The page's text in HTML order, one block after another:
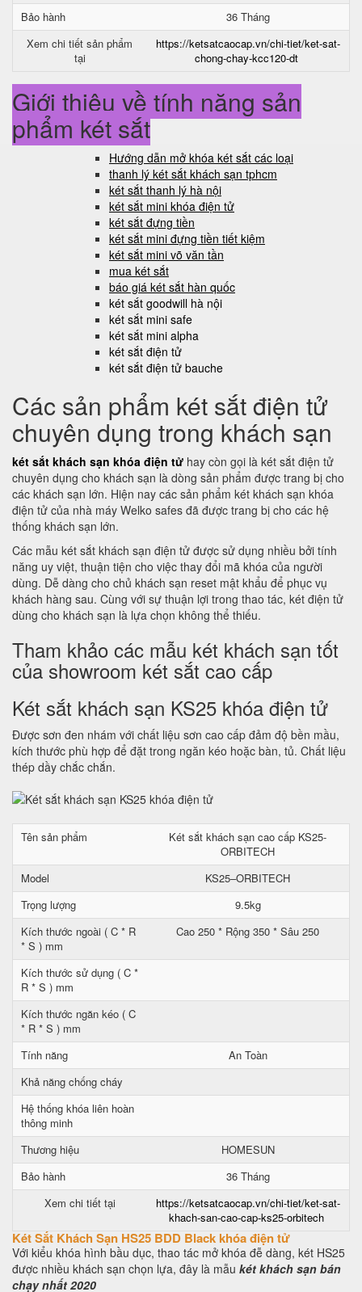
Bảo hành
36 Tháng
Xem chi tiết sản phẩm
tại
https://ketsatcaocap.vn/chi-tiet/ket-sat-
chong-chay-kcc120-dt
Giới thiệu về tính năng sản
phẩm két sắt
Hướng dẫn mở khóa két sắt các loại
thanh lý két sắt khách sạn tphcm
két sắt thanh lý hà nội
két sắt mini khóa điện tử
két sắt đựng tiền
két sắt mini đựng tiền tiết kiệm
két sắt mini võ văn tần
mua két sắt
báo giá két sắt hàn quốc
két sắt goodwill hà nội
két sắt mini safe
két sắt mini alpha
két sắt điện tử
két sắt điện tử bauche
Các sản phẩm két sắt điện tử
chuyên dụng trong khách sạn
két sắt khách sạn khóa điện tử hay còn gọi là két sắt điện tử
chuyên dụng cho khách sạn là dòng sản phẩm được trang bị cho
các khách sạn lớn. Hiện nay các sản phẩm két khách sạn khóa
điện tử của nhà máy Welko safes đã được trang bị cho các hệ
thống khách sạn lớn.
Các mẫu két sắt khách sạn điện tử được sử dụng nhiều bởi tính
năng uy việt, thuận tiện cho việc thay đổi mã khóa của người
dùng. Dễ dàng cho chủ khách sạn reset mật khẩu để phục vụ
khách hàng sau. Cùng với sự thuận lợi trong thao tác, két điện tử
dùng cho khách sạn là lựa chọn không thể thiếu.
Tham khảo các mẫu két khách sạn tốt
của showroom két sắt cao cấp
Két sắt khách sạn KS25 khóa điện tử
Được sơn đen nhám với chất liệu sơn cao cấp đảm độ bền mầu,
kích thước phù hợp để đặt trong ngăn kéo hoặc bàn, tủ. Chất liệu
thép dầy chắc chắn.
Tên sản phẩm
Két sắt khách sạn cao cấp KS25-
ORBITECH
Model
KS25–ORBITECH
Trọng lượng
9.5kg
Kích thước ngoài ( C * R
* S ) mm
Cao 250 * Rộng 350 * Sâu 250
Kích thước sử dụng ( C *
R * S ) mm
Kích thước ngăn kéo ( C
* R * S ) mm
Tính năng
An Toàn
Khả năng chống cháy
Hệ thống khóa liên hoàn
thông minh
Thương hiệu
HOMESUN
Bảo hành
36 Tháng
Xem chi tiết tại
https://ketsatcaocap.vn/chi-tiet/ket-sat-
khach-san-cao-cap-ks25-orbitech
Két Sắt Khách Sạn HS25 BDD Black khóa điện tử
Với kiểu khóa hình bầu dục, thao tác mở khóa đễ dàng, két HS25
được nhiều khách sạn chọn lựa, đây là mẫu két khách sạn bán
chạy nhất 2020